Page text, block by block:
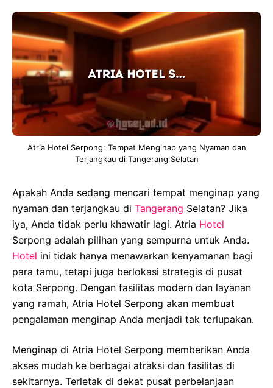
Atria Hotel Serpong: Tempat Menginap yang Nyaman dan
Terjangkau di Tangerang Selatan
Apakah Anda sedang mencari tempat menginap yang
nyaman dan terjangkau di Tangerang Selatan? Jika
iya, Anda tidak perlu khawatir lagi. Atria Hotel
Serpong adalah pilihan yang sempurna untuk Anda.
Hotel ini tidak hanya menawarkan kenyamanan bagi
para tamu, tetapi juga berlokasi strategis di pusat
kota Serpong. Dengan fasilitas modern dan layanan
yang ramah, Atria Hotel Serpong akan membuat
pengalaman menginap Anda menjadi tak terlupakan.
Menginap di Atria Hotel Serpong memberikan Anda
akses mudah ke berbagai atraksi dan fasilitas di
sekitarnya. Terletak di dekat pusat perbelanjaan